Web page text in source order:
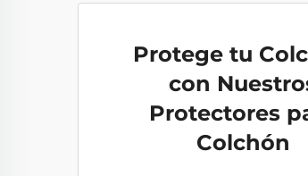
Protege tu
con
Protectores
Colchón